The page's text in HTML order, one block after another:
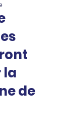
la
de